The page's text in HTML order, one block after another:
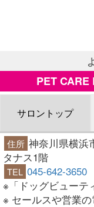
PET CARE
サロントップ
住所 神奈川県横浜
タナス1階
TEL 045-642-3650
※「ドッグビューテ
※ セールスや営業の